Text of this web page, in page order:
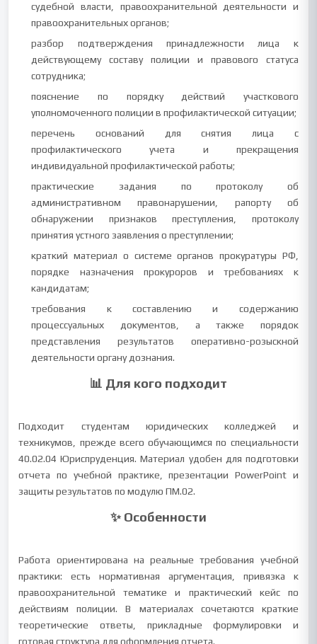
судебной власти, правоохранительной деятельности и
правоохранительных органов;
разбор подтверждения принадлежности лица к
действующему составу полиции и правового статуса
сотрудника;
пояснение по порядку действий участкового
уполномоченного полиции в профилактической ситуации;
перечень оснований для снятия лица с
профилактического учета и прекращения
индивидуальной профилактической работы;
практические задания по протоколу об
административном правонарушении, рапорту об
обнаружении признаков преступления, протоколу
принятия устного заявления о преступлении;
краткий материал о системе органов прокуратуры РФ,
порядке назначения прокуроров и требованиях к
кандидатам;
требования к составлению и содержанию
процессуальных документов, а также порядок
представления результатов оперативно-розыскной
деятельности органу дознания.
📊 Для кого подходит
Подходит студентам юридических колледжей и
техникумов, прежде всего обучающимся по специальности
40.02.04 Юриспруденция. Материал удобен для подготовки
отчета по учебной практике, презентации PowerPoint и
защиты результатов по модулю ПМ.02.
✨ Особенности
Работа ориентирована на реальные требования учебной
практики: есть нормативная аргументация, привязка к
правоохранительной тематике и практический кейс по
действиям полиции. В материалах сочетаются краткие
теоретические ответы, прикладные формулировки и
готовая структура для оформления отчета.